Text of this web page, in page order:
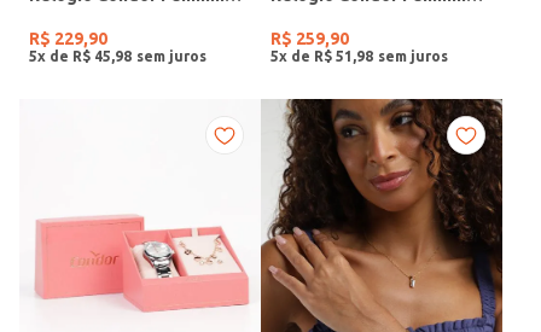
R$ 229,90
5x de R$ 45 98
R$ 259,90
5x de R$ 51 98